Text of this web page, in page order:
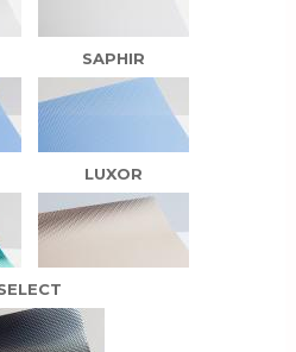
SAPHIR
LUXOR